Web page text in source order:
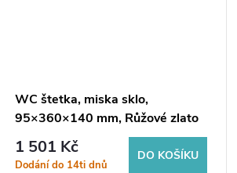
WC štetka, miska sklo,
95×360×140 mm, Růžové zlato
lesklá
1 501 Kč
Dodání do 14ti dnů
DO KOŠÍKU